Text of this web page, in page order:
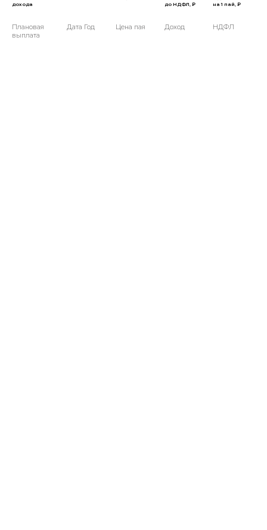
дохода
до НДФЛ, ₽
на 1 пай, ₽
Плановая
выплата
Дата Год Цена пая Доход НДФЛ